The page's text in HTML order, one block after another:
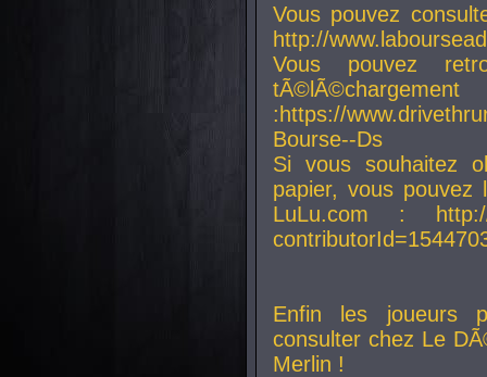
Vous pouvez
http://
Vous pouvez
:https://
Bourse--Ds
Si vous souhaitez
papier, vous
LuLu.com : http://
Enfin les joueurs
consulter chez Le
Merlin !